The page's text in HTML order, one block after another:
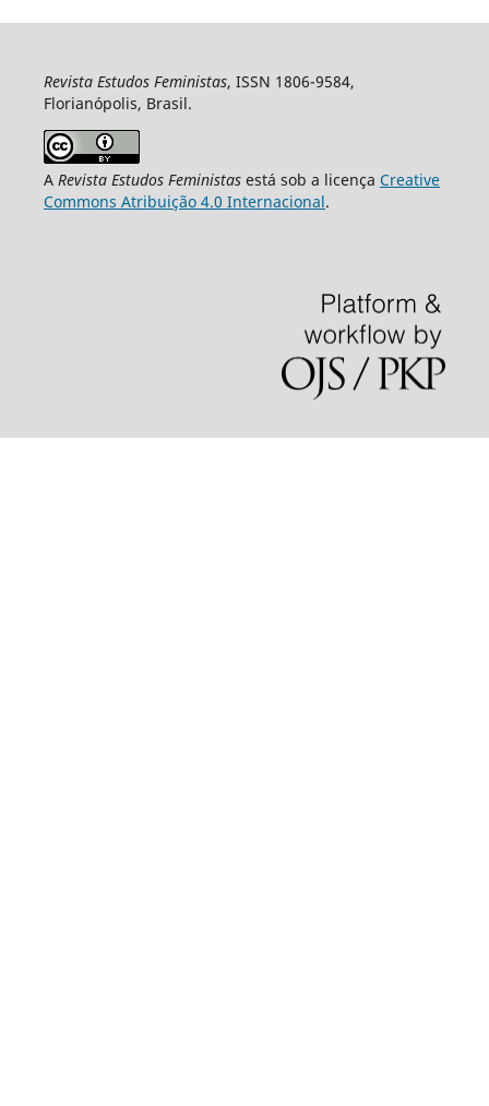
Revista Estudos Feministas, ISSN 1806-9584,
Florianópolis, Brasil.
A Revista Estudos Feministasestá sob a licença Creative
Commons Atribuição 4.0 Internacional.